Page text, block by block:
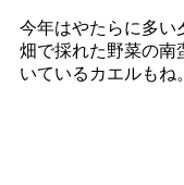
今年はやたらに多い
畑で採れた野菜の南
いているカエルもね